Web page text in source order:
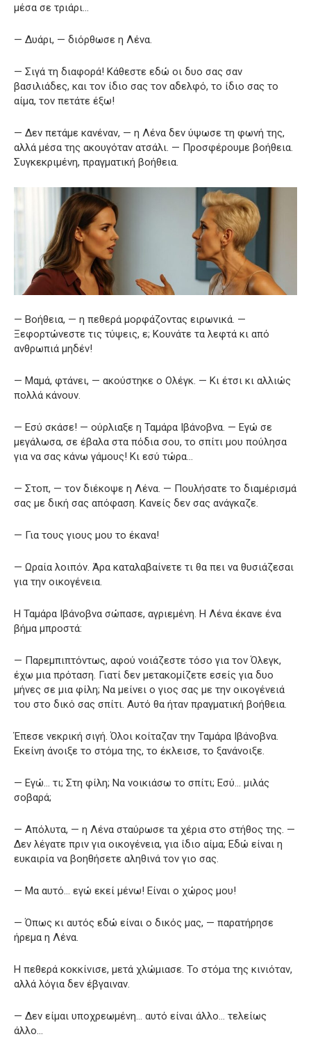
μέσα σε τριάρι…
— Δυάρι, — διόρθωσε η Λένα.
— Σιγά τη διαφορά! Κάθεστε εδώ οι δυο σας σαν
βασιλιάδες, και τον ίδιο σας τον αδελφό, το ίδιο σας το
αίμα, τον πετάτε έξω!
— Δεν πετάμε κανέναν, — η Λένα δεν ύψωσε τη φωνή της,
αλλά μέσα της ακουγόταν ατσάλι. — Προσφέρουμε βοήθεια.
Συγκεκριμένη, πραγματική βοήθεια.
— Βοήθεια, — η πεθερά μορφάζοντας ειρωνικά. —
Ξεφορτώνεστε τις τύψεις, ε; Κουνάτε τα λεφτά κι από
ανθρωπιά μηδέν!
— Μαμά, φτάνει, — ακούστηκε ο Ολέγκ. — Κι έτσι κι αλλιώς
πολλά κάνουν.
— Εσύ σκάσε! — ούρλιαξε η Ταμάρα Ιβάνοβνα. — Εγώ σε
μεγάλωσα, σε έβαλα στα πόδια σου, το σπίτι μου πούλησα
για να σας κάνω γάμους! Κι εσύ τώρα…
— Στοπ, — τον διέκοψε η Λένα. — Πουλήσατε το διαμέρισμά
σας με δική σας απόφαση. Κανείς δεν σας ανάγκαζε.
— Για τους γιους μου το έκανα!
— Ωραία λοιπόν. Άρα καταλαβαίνετε τι θα πει να θυσιάζεσαι
για την οικογένεια.
Η Ταμάρα Ιβάνοβνα σώπασε, αγριεμένη. Η Λένα έκανε ένα
βήμα μπροστά:
— Παρεμπιπτόντως, αφού νοιάζεστε τόσο για τον Όλεγκ,
έχω μια πρόταση. Γιατί δεν μετακομίζετε εσείς για δυο
μήνες σε μια φίλη; Να μείνει ο γιος σας με την οικογένειά
του στο δικό σας σπίτι. Αυτό θα ήταν πραγματική βοήθεια.
Έπεσε νεκρική σιγή. Όλοι κοίταζαν την Ταμάρα Ιβάνοβνα.
Εκείνη άνοιξε το στόμα της, το έκλεισε, το ξανάνοιξε.
— Εγώ… τι; Στη φίλη; Να νοικιάσω το σπίτι; Εσύ… μιλάς
σοβαρά;
— Απόλυτα, — η Λένα σταύρωσε τα χέρια στο στήθος της. —
Δεν λέγατε πριν για οικογένεια, για ίδιο αίμα; Εδώ είναι η
ευκαιρία να βοηθήσετε αληθινά τον γιο σας.
— Μα αυτό… εγώ εκεί μένω! Είναι ο χώρος μου!
— Όπως κι αυτός εδώ είναι ο δικός μας, — παρατήρησε
ήρεμα η Λένα.
Η πεθερά κοκκίνισε, μετά χλώμιασε. Το στόμα της κινιόταν,
αλλά λόγια δεν έβγαιναν.
— Δεν είμαι υποχρεωμένη… αυτό είναι άλλο… τελείως
άλλο…